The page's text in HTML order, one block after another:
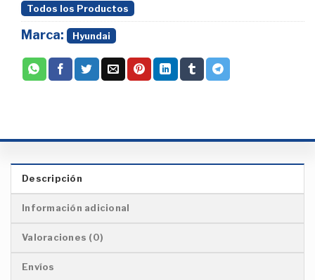
Todos los Productos
Marca: Hyundai
Descripción
Información adicional
Valoraciones (0)
Envíos